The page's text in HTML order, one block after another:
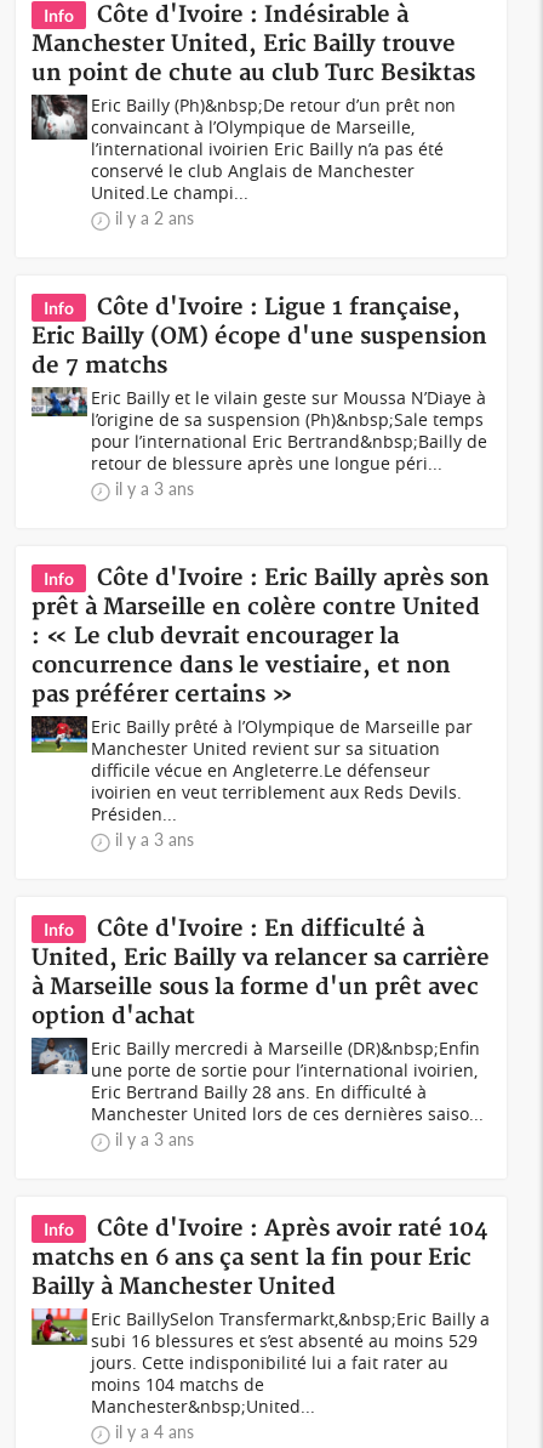
Info
Côte d'Ivoire : Indésirable à
Manchester United, Eric Bailly trouve
un point de chute au club Turc Besiktas
Eric Bailly (Ph)&nbsp;De retour d’un prêt non
convaincant à l’Olympique de Marseille,
l’international ivoirien Eric Bailly n’a pas été
conservé le club Anglais de Manchester
United.Le champi...
il y a 2 ans
Info
Côte d'Ivoire : Ligue 1 française,
Eric Bailly (OM) écope d'une suspension
de 7 matchs
Eric Bailly et le vilain geste sur Moussa N’Diaye à
l’origine de sa suspension (Ph)&nbsp;Sale temps
pour l’international Eric Bertrand&nbsp;Bailly de
retour de blessure après une longue péri...
il y a 3 ans
Info
Côte d'Ivoire : Eric Bailly après son
prêt à Marseille en colère contre United
: « Le club devrait encourager la
concurrence dans le vestiaire, et non
pas préférer certains »
Eric Bailly prêté à l’Olympique de Marseille par
Manchester United revient sur sa situation
difficile vécue en Angleterre.Le défenseur
ivoirien en veut terriblement aux Reds Devils.
Présiden...
il y a 3 ans
Info
Côte d'Ivoire : En difficulté à
United, Eric Bailly va relancer sa carrière
à Marseille sous la forme d'un prêt avec
option d'achat
Eric Bailly mercredi à Marseille (DR)&nbsp;Enfin
une porte de sortie pour l’international ivoirien,
Eric Bertrand Bailly 28 ans. En difficulté à
Manchester United lors de ces dernières saiso...
il y a 3 ans
Info
Côte d'Ivoire : Après avoir raté 104
matchs en 6 ans ça sent la fin pour Eric
Bailly à Manchester United
Eric BaillySelon Transfermarkt,&nbsp;Eric Bailly a
subi 16 blessures et s’est absenté au moins 529
jours. Cette indisponibilité lui a fait rater au
moins 104 matchs de
Manchester&nbsp;United...
il y a 4 ans